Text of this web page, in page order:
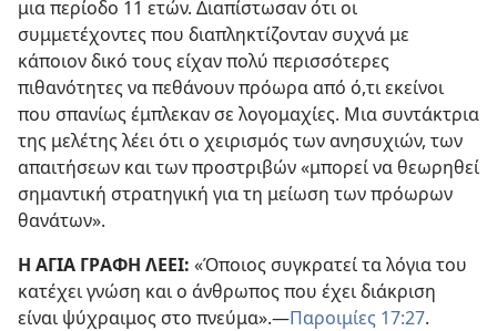
μια περίοδο 11 ετών. Διαπίστωσαν ότι οι
συμμετέχοντες που διαπληκτίζονταν συχνά με
κάποιον δικό τους είχαν πολύ περισσότερες
πιθανότητες να πεθάνουν πρόωρα από ό,τι εκείνοι
που σπανίως έμπλεκαν σε λογομαχίες. Μια συντάκτρια
της μελέτης λέει ότι ο χειρισμός των ανησυχιών, των
απαιτήσεων και των προστριβών «μπορεί να θεωρηθεί
σημαντική στρατηγική για τη μείωση των πρόωρων
θανάτων».
Η ΑΓΙΑ ΓΡΑΦΗ ΛΕΕΙ: «Όποιος συγκρατεί τα λόγια του
κατέχει γνώση και ο άνθρωπος που έχει διάκριση
είναι ψύχραιμος στο πνεύμα».​—Παροιμίες 17:27.